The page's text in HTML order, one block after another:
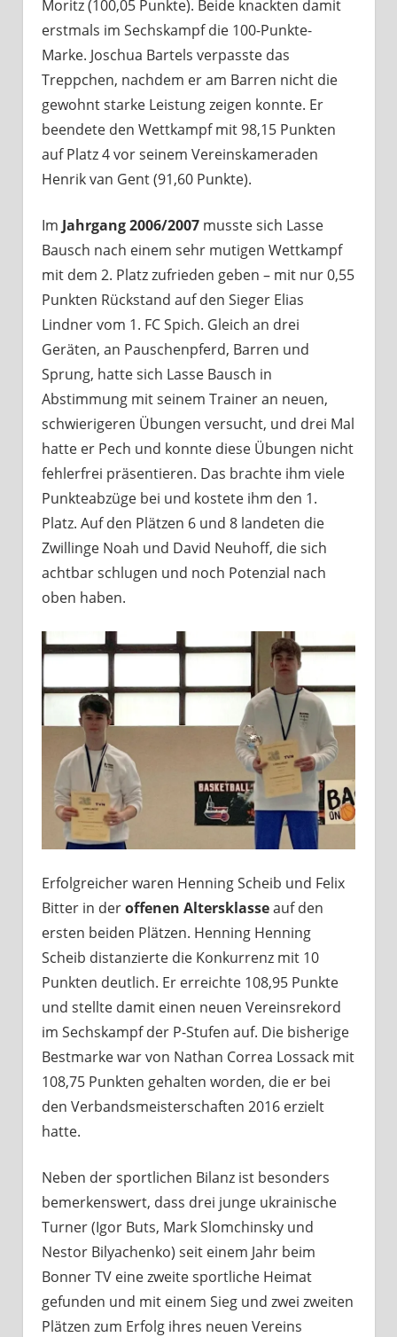
Moritz (100,05 Punkte). Beide knackten damit
erstmals im Sechskampf die 100-Punkte-
Marke. Joschua Bartels verpasste das
Treppchen, nachdem er am Barren nicht die
gewohnt starke Leistung zeigen konnte. Er
beendete den Wettkampf mit 98,15 Punkten
auf Platz 4 vor seinem Vereinskameraden
Henrik van Gent (91,60 Punkte).
Im Jahrgang 2006/2007musste sich Lasse
Bausch nach einem sehr mutigen Wettkampf
mit dem 2. Platz zufrieden geben – mit nur 0,55
Punkten Rückstand auf den Sieger Elias
Lindner vom 1. FC Spich. Gleich an drei
Geräten, an Pauschenpferd, Barren und
Sprung, hatte sich Lasse Bausch in
Abstimmung mit seinem Trainer an neuen,
schwierigeren Übungen versucht, und drei Mal
hatte er Pech und konnte diese Übungen nicht
fehlerfrei präsentieren. Das brachte ihm viele
Punkteabzüge bei und kostete ihm den 1.
Platz. Auf den Plätzen 6 und 8 landeten die
Zwillinge Noah und David Neuhoff, die sich
achtbar schlugen und noch Potenzial nach
oben haben.
Erfolgreicher waren Henning Scheib und Felix
Bitter in deroffenen Altersklasseauf den
ersten beiden Plätzen. Henning Henning
Scheib distanzierte die Konkurrenz mit 10
Punkten deutlich. Er erreichte 108,95 Punkte
und stellte damit einen neuen Vereinsrekord
im Sechskampf der P-Stufen auf. Die bisherige
Bestmarke war von Nathan Correa Lossack mit
108,75 Punkten gehalten worden, die er bei
den Verbandsmeisterschaften 2016 erzielt
hatte.
Neben der sportlichen Bilanz ist besonders
bemerkenswert, dass drei junge ukrainische
Turner (Igor Buts, Mark Slomchinsky und
Nestor Bilyachenko) seit einem Jahr beim
Bonner TV eine zweite sportliche Heimat
gefunden und mit einem Sieg und zwei zweiten
Plätzen zum Erfolg ihres neuen Vereins